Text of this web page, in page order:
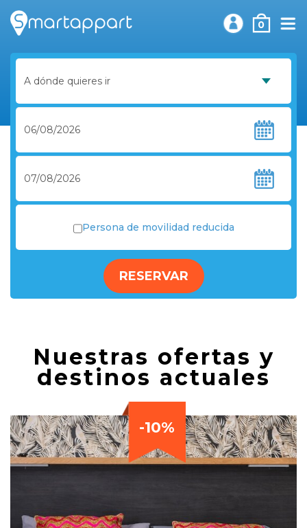
0
Persona de movilidad reducida
RESERVAR
Nuestras ofertas y
destinos actuales
-10%